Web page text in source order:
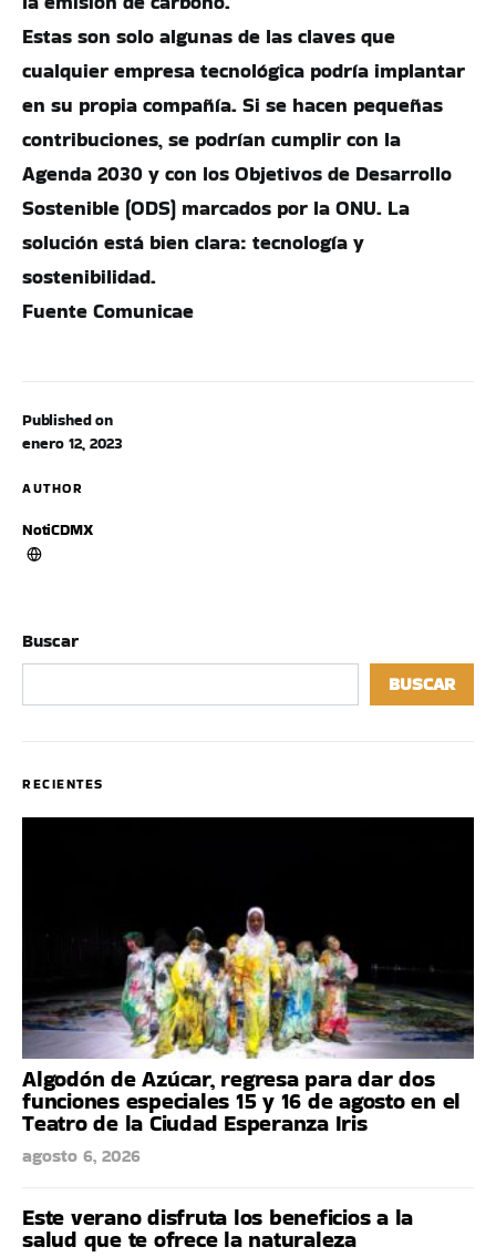
Published on
enero 12, 2023
AUTHOR
NotiCDMX
Estas son solo algunas de las claves que
cualquier empresa tecnológica podría implantar
en su propia compañía. Si se hacen pequeñas
contribuciones, se podrían cumplir con la
Agenda 2030 y con los Objetivos de Desarrollo
Sostenible (ODS) marcados por la ONU. La
solución está bien clara: tecnología y
sostenibilidad.
Fuente Comunicae
Buscar
BUSCAR
RECIENTES
Algodón de Azúcar, regresa para dar dos
funciones especiales 15 y 16 de agosto en el
Teatro de la Ciudad Esperanza Iris
agosto 6, 2026
Este verano disfruta los beneficios a la
salud que te ofrece la naturaleza